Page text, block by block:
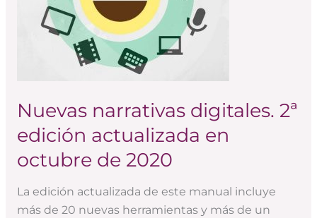
Nuevas narrativas digitales. 2ª
edición actualizada en
octubre de 2020
La edición actualizada de este manual incluye
más de 20 nuevas herramientas y más de un
actualizada